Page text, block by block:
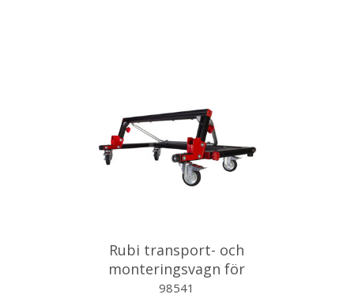
Rubi transport- och
monteringsvagn för
storformat
98541